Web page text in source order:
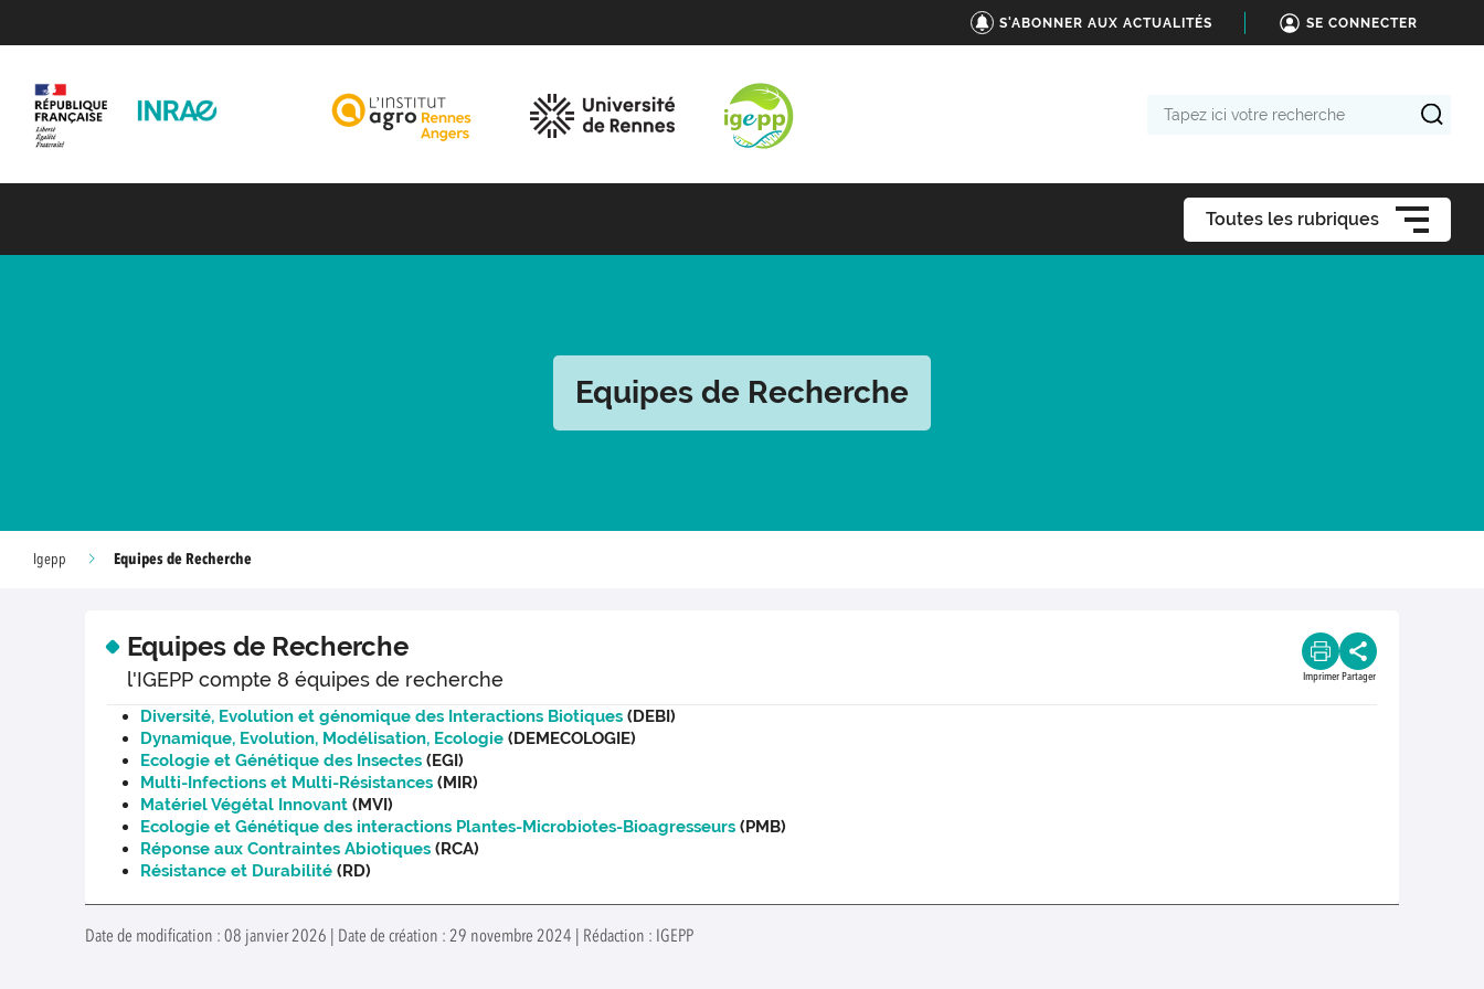
S'ABONNER AUX ACTUALITÉS SE CONNECTER
Toutes les rubriques
Equipes de Recherche
Igepp Equipes de Recherche
Equipes de Recherche
l'IGEPP compte 8 équipes de recherche Imprimer Partager
Diversité, Evolution et génomique des Interactions Biotiques (DEBI)
Dynamique, Evolution, Modélisation, Ecologie (DEMECOLOGIE)
Ecologie et Génétique des Insectes (EGI)
Multi-Infections et Multi-Résistances (MIR)
Matériel Végétal Innovant (MVI)
Ecologie et Génétique des interactions Plantes-Microbiotes-Bioagresseurs (PMB)
Réponse aux Contraintes Abiotiques (RCA)
Résistance et Durabilité (RD)
Date de modification : 08 janvier 2026 | Date de création : 29 novembre 2024 | Rédaction : IGEPP